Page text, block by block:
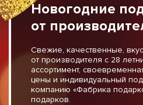
Новогодние
от
Свежие, качественные,
от производителя с 28
ассортимент,
цены и индивидуальный
компанию «Фабрика
подарков.
Нам 28 лет
В 2025 году нам
доверяете нам самое
детские эмоции от
мы стараемся сделать
волшебным и это все